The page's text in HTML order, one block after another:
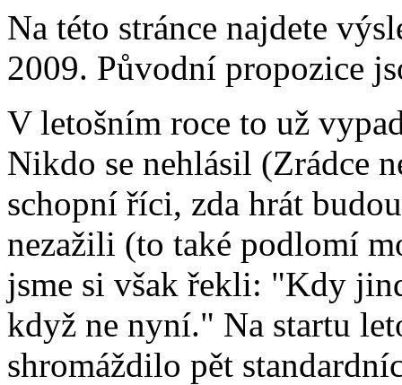
Na této stránce najdete
2009. Původní propozice
V letošním roce to už
Nikdo se nehlásil (Zrádce
schopní říci, zda hrát
nezažili (to také podlomí
jsme si však řekli: "Kdy
když ne nyní." Na startu
shromáždilo pět